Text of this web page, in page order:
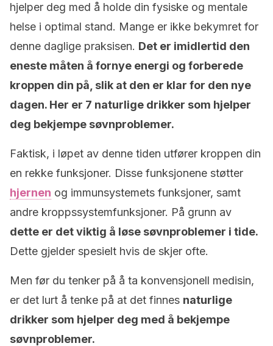
hjelper deg med å holde din fysiske og mentale
helse i optimal stand. Mange er ikke bekymret for
denne daglige praksisen. Det er imidlertid den
eneste måten å fornye energi og forberede
kroppen din på, slik at den er klar for den nye
dagen. Her er 7 naturlige drikker som hjelper
deg bekjempe søvnproblemer.
Faktisk, i løpet av denne tiden utfører kroppen din
en rekke funksjoner. Disse funksjonene støtter
hjernen og immunsystemets funksjoner, samt
andre kroppssystemfunksjoner. På grunn av
dette er det viktig å løse søvnproblemer i tide.
Dette gjelder spesielt hvis de skjer ofte.
Men før du tenker på å ta konvensjonell medisin,
er det lurt å tenke på at det finnes naturlige
drikker som hjelper deg med å bekjempe
søvnproblemer.